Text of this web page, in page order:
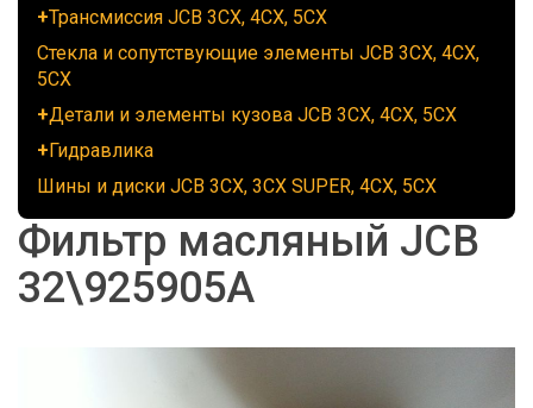
Трансмиссия JCB 3CX, 4CX, 5CX
Стекла и сопутствующие элементы JCB 3CX, 4CX,
5CX
Детали и элементы кузова JCB 3CX, 4CX, 5CX
Гидравлика
Шины и диски JCB 3CX, 3CX SUPER, 4CX, 5CX
Фильтр масляный JCB
32\925905А